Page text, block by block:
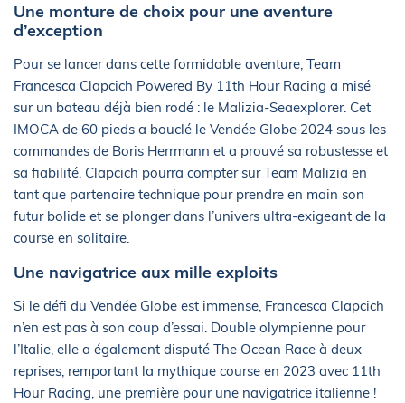
Une monture de choix pour une aventure
d’exception
Pour se lancer dans cette formidable aventure, Team
Francesca Clapcich Powered By 11th Hour Racing a misé
sur un bateau déjà bien rodé : le Malizia-Seaexplorer. Cet
IMOCA de 60 pieds a bouclé le Vendée Globe 2024 sous les
commandes de Boris Herrmann et a prouvé sa robustesse et
sa fiabilité. Clapcich pourra compter sur Team Malizia en
tant que partenaire technique pour prendre en main son
futur bolide et se plonger dans l’univers ultra-exigeant de la
course en solitaire.
Une navigatrice aux mille exploits
Si le défi du Vendée Globe est immense, Francesca Clapcich
n’en est pas à son coup d’essai. Double olympienne pour
l’Italie, elle a également disputé The Ocean Race à deux
reprises, remportant la mythique course en 2023 avec 11th
Hour Racing, une première pour une navigatrice italienne !